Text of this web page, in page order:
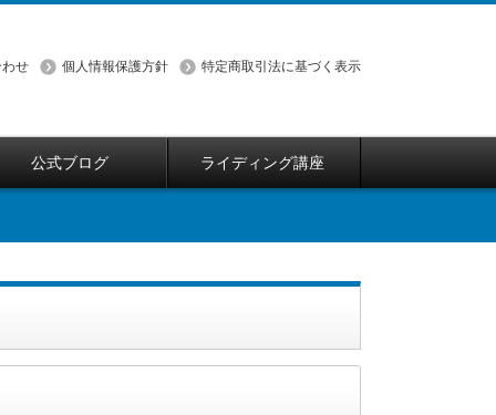
せ 個人情報保護方針 特定商取引法に基づく表示
公式ブログ ライディング講座